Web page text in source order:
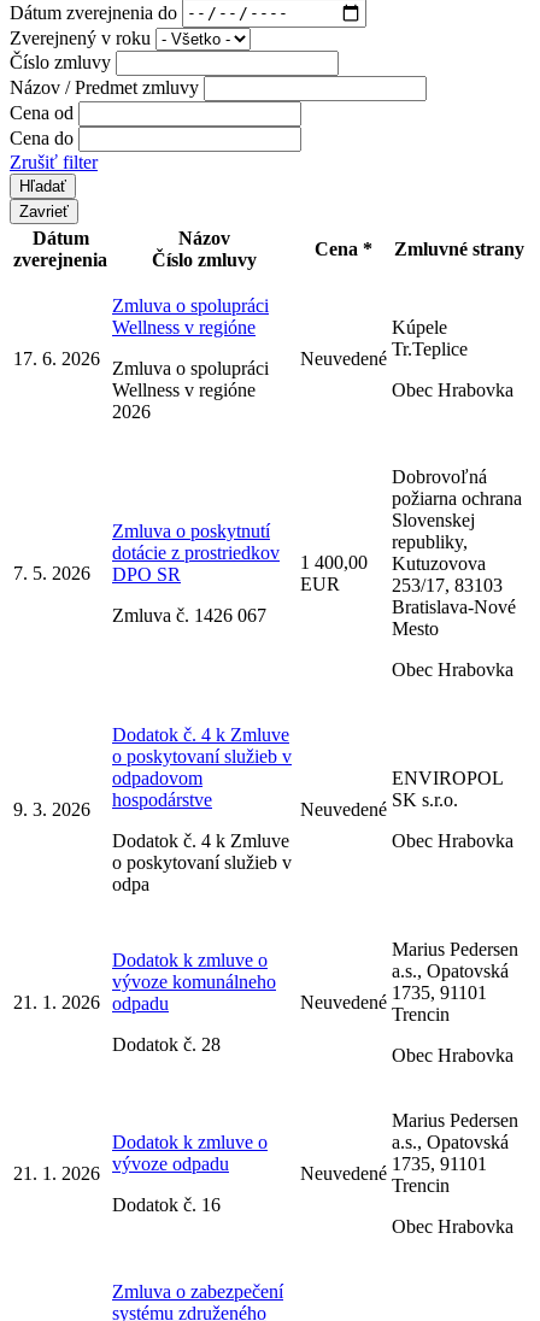
Dátum zverejnenia do
Zverejnený v roku
Číslo zmluvy
Názov / Predmet zmluvy
Cena od
Cena do
Zrušiť filter
Zavrieť
Dátum
zverejnenia
Názov
Číslo zmluvy
Cena * Zmluvné strany
17. 6. 2026
Zmluva o spolupráci
Wellness v regióne
Zmluva o spolupráci
Wellness v regióne
2026
Neuvedené
Kúpele
Tr.Teplice
Obec Hrabovka
7. 5. 2026
Zmluva o poskytnutí
dotácie z prostriedkov
DPO SR
Zmluva č. 1426 067
1 400,00
EUR
Dobrovoľná
požiarna ochrana
Slovenskej
republiky,
Kutuzovova
253/17, 83103
Bratislava-Nové
Mesto
Obec Hrabovka
9. 3. 2026
Dodatok č. 4 k Zmluve
o poskytovaní služieb v
odpadovom
hospodárstve
Dodatok č. 4 k Zmluve
o poskytovaní služieb v
odpa
Neuvedené
ENVIROPOL
SK s.r.o.
Obec Hrabovka
21. 1. 2026
Dodatok k zmluve o
vývoze komunálneho
odpadu
Dodatok č. 28
Neuvedené
Marius Pedersen
a.s., Opatovská
1735, 91101
Trencin
Obec Hrabovka
21. 1. 2026
Dodatok k zmluve o
vývoze odpadu
Dodatok č. 16
Neuvedené
Marius Pedersen
a.s., Opatovská
1735, 91101
Trencin
Obec Hrabovka
Zmluva o zabezpečení
systému združeného